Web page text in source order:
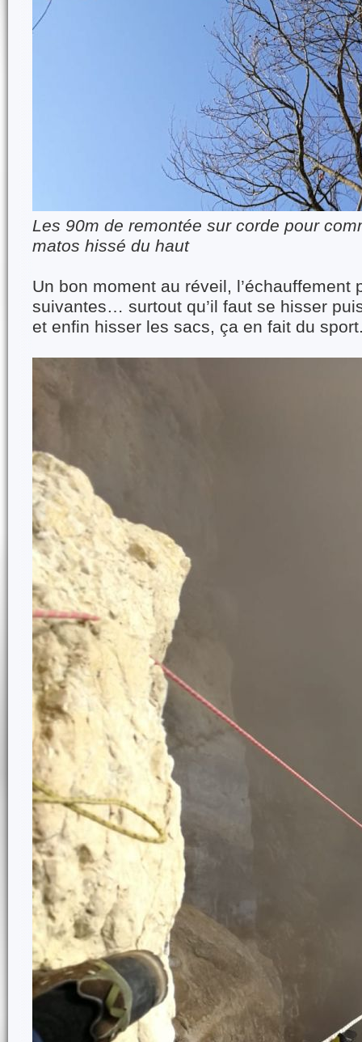
Les 90m de remontée sur corde pour
matos hissé du haut
Un bon moment au réveil, l’échauffement
suivantes… surtout qu’il faut se hisser
et enfin hisser les sacs, ça en fait du